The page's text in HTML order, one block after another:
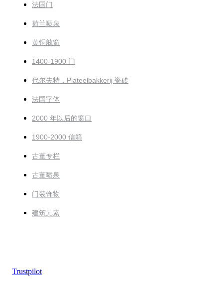
法国门
荷兰喷泉
黄铜舷窗
1400-1900 门
代尔夫特，Plateelbakkerij 瓷砖
法国字体
2000 年以后的窗口
1900-2000 信箱
古董专栏
古董喷泉
门装饰物
建筑元素
Trustpilot